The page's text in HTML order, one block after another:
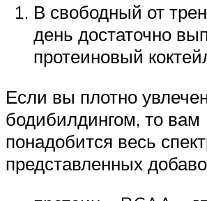
В свободный от
день достаточно
протеиновый
Если вы плотно
бодибилдингом, то вам
понадобится весь
представленных